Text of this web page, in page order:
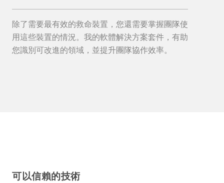
除了需要最有效的救命裝置，您還需要掌握團隊使
用這些裝置的情況。我的軟體解決方案套件，有助
您識別可改進的領域，並提升團隊協作效率。
可以信賴的技術